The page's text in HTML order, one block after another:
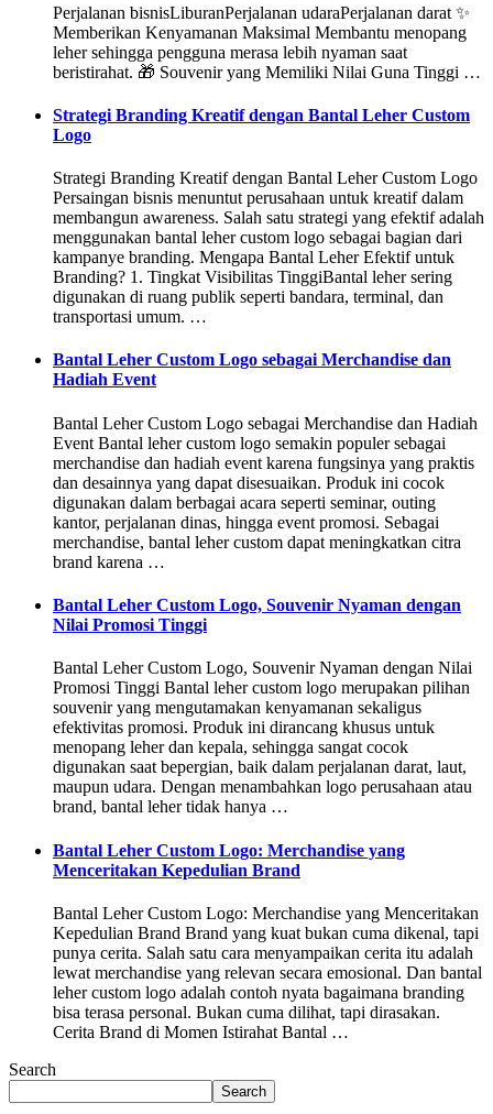
Perjalanan bisnisLiburanPerjalanan udaraPerjalanan darat ✨
Memberikan Kenyamanan Maksimal Membantu menopang
leher sehingga pengguna merasa lebih nyaman saat
beristirahat. 🎁 Souvenir yang Memiliki Nilai Guna Tinggi …
Strategi Branding Kreatif dengan Bantal Leher Custom
Logo
Strategi Branding Kreatif dengan Bantal Leher Custom Logo
Persaingan bisnis menuntut perusahaan untuk kreatif dalam
membangun awareness. Salah satu strategi yang efektif adalah
menggunakan bantal leher custom logo sebagai bagian dari
kampanye branding. Mengapa Bantal Leher Efektif untuk
Branding? 1. Tingkat Visibilitas TinggiBantal leher sering
digunakan di ruang publik seperti bandara, terminal, dan
transportasi umum. …
Bantal Leher Custom Logo sebagai Merchandise dan
Hadiah Event
Bantal Leher Custom Logo sebagai Merchandise dan Hadiah
Event Bantal leher custom logo semakin populer sebagai
merchandise dan hadiah event karena fungsinya yang praktis
dan desainnya yang dapat disesuaikan. Produk ini cocok
digunakan dalam berbagai acara seperti seminar, outing
kantor, perjalanan dinas, hingga event promosi. Sebagai
merchandise, bantal leher custom dapat meningkatkan citra
brand karena …
Bantal Leher Custom Logo, Souvenir Nyaman dengan
Nilai Promosi Tinggi
Bantal Leher Custom Logo, Souvenir Nyaman dengan Nilai
Promosi Tinggi Bantal leher custom logo merupakan pilihan
souvenir yang mengutamakan kenyamanan sekaligus
efektivitas promosi. Produk ini dirancang khusus untuk
menopang leher dan kepala, sehingga sangat cocok
digunakan saat bepergian, baik dalam perjalanan darat, laut,
maupun udara. Dengan menambahkan logo perusahaan atau
brand, bantal leher tidak hanya …
Bantal Leher Custom Logo: Merchandise yang
Menceritakan Kepedulian Brand
Bantal Leher Custom Logo: Merchandise yang Menceritakan
Kepedulian Brand Brand yang kuat bukan cuma dikenal, tapi
punya cerita. Salah satu cara menyampaikan cerita itu adalah
lewat merchandise yang relevan secara emosional. Dan bantal
leher custom logo adalah contoh nyata bagaimana branding
bisa terasa personal. Bukan cuma dilihat, tapi dirasakan.
Cerita Brand di Momen Istirahat Bantal …
Search
Search